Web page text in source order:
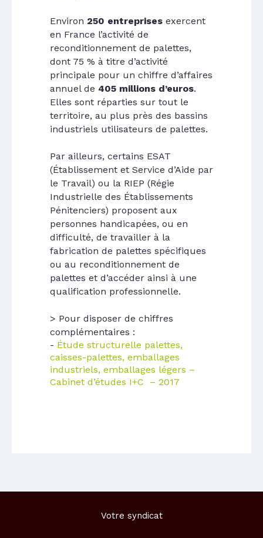
Environ 250 entreprises exercent
en France l’activité de
reconditionnement de palettes,
dont 75 % à titre d’activité
principale pour un chiffre d’affaires
annuel de 405 millions d’euros.
Elles sont réparties sur tout le
territoire, au plus près des bassins
industriels utilisateurs de palettes.
Par ailleurs, certains ESAT
(Établissement et Service d’Aide par
le Travail) ou la RIEP (Régie
Industrielle des Établissements
Pénitenciers) proposent aux
personnes handicapées, ou en
difficulté, de travailler à la
fabrication de palettes spécifiques
ou au reconditionnement de
palettes et d’accéder ainsi à une
qualification professionnelle.
> Pour disposer de chiffres
complémentaires :
Étude structurelle palettes,
caisses-palettes, emballages
industriels, emballages légers –
Cabinet d’études I+C – 2017
Votre syndicat